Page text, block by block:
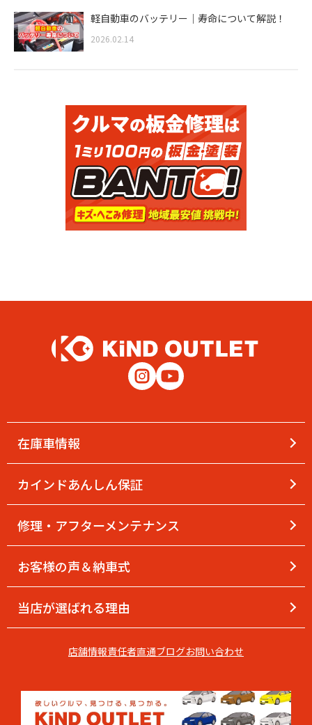
軽自動車のバッテリー｜寿命について解説！
2026.02.14
在庫車情報
カインドあんしん保証
修理・アフターメンテナンス
お客様の声＆納車式
当店が選ばれる理由
店舗情報責任者直通ブログお問い合わせ